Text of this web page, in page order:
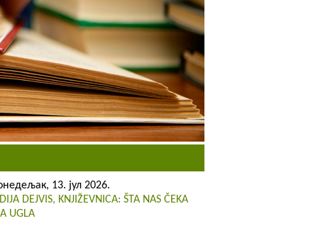
13. јул 2026.
DEJVIS, KNJIŽEVNICA: ŠTA NAS ČEKA
UGLA